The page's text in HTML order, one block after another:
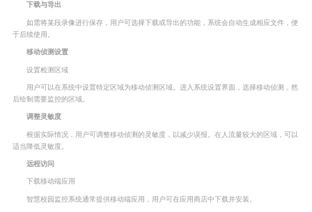
下载与导出
如需将某段录像进行保存，用户可选择下载或导出的功能，系统会自动生成相应文件，便
于后续使用。
移动侦测设置
设置检测区域
用户可以在系统中设置特定区域为移动侦测区域。进入系统设置界面，选择移动侦测，然
后绘制需要监控的区域。
调整灵敏度
根据实际情况，用户可调整移动侦测的灵敏度，以减少误报。在人流量较大的区域，可以
适当降低灵敏度。
远程访问
下载移动端应用
智慧校园监控系统通常提供移动端应用，用户可在应用商店中下载并安装。